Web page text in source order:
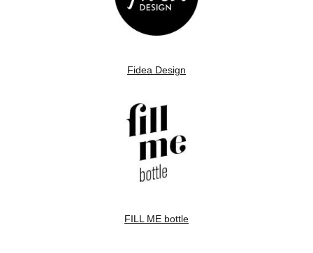
Fidea Design
FILL ME bottle